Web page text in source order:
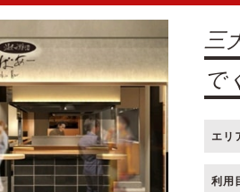
三
で
エリ
利用